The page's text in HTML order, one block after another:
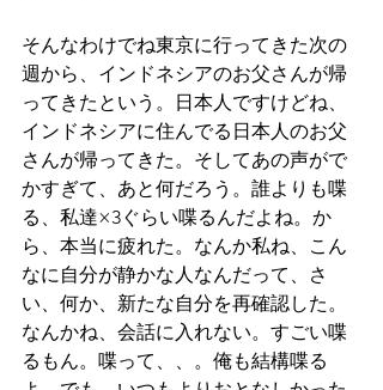
そんなわけでね東京に行ってきた次の
週から、インドネシアのお父さんが帰
ってきたという。日本人ですけどね、
インドネシアに住んでる日本人のお父
さんが帰ってきた。そしてあの声がで
かすぎて、あと何だろう。誰よりも喋
る、私達×3ぐらい喋るんだよね。か
ら、本当に疲れた。なんか私ね、こん
なに自分が静かな人なんだって、さ
い、何か、新たな自分を再確認した。
なんかね、会話に入れない。すごい喋
るもん。喋って、、。俺も結構喋る